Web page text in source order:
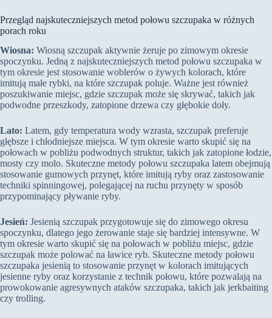
Przegląd najskuteczniejszych metod połowu szczupaka w różnych
porach roku
Wiosna: Wiosną szczupak aktywnie żeruje po zimowym okresie
spoczynku. Jedną z najskuteczniejszych metod połowu szczupaka w
tym okresie jest stosowanie woblerów o żywych kolorach, które
imitują małe rybki, na które szczupak poluje. Ważne jest również
poszukiwanie miejsc, gdzie szczupak może się skrywać, takich jak
podwodne przeszkody, zatopione drzewa czy głębokie doły.
Lato: Latem, gdy temperatura wody wzrasta, szczupak preferuje
głębsze i chłodniejsze miejsca. W tym okresie warto skupić się na
połowach w pobliżu podwodnych struktur, takich jak zatopione łodzie,
mosty czy molo. Skuteczne metody połowu szczupaka latem obejmują
stosowanie gumowych przynęt, które imitują ryby oraz zastosowanie
techniki spinningowej, polegającej na ruchu przynęty w sposób
przypominający pływanie ryby.
Jesień: Jesienią szczupak przygotowuje się do zimowego okresu
spoczynku, dlatego jego żerowanie staje się bardziej intensywne. W
tym okresie warto skupić się na połowach w pobliżu miejsc, gdzie
szczupak może polować na ławice ryb. Skuteczne metody połowu
szczupaka jesienią to stosowanie przynęt w kolorach imitujących
jesienne ryby oraz korzystanie z technik połowu, które pozwalają na
prowokowanie agresywnych ataków szczupaka, takich jak jerkbaiting
czy trolling.